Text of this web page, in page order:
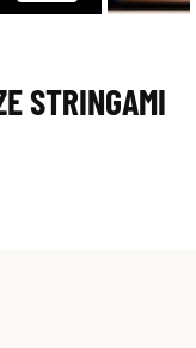
STRINGAMI